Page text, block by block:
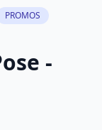
PROMOS
-